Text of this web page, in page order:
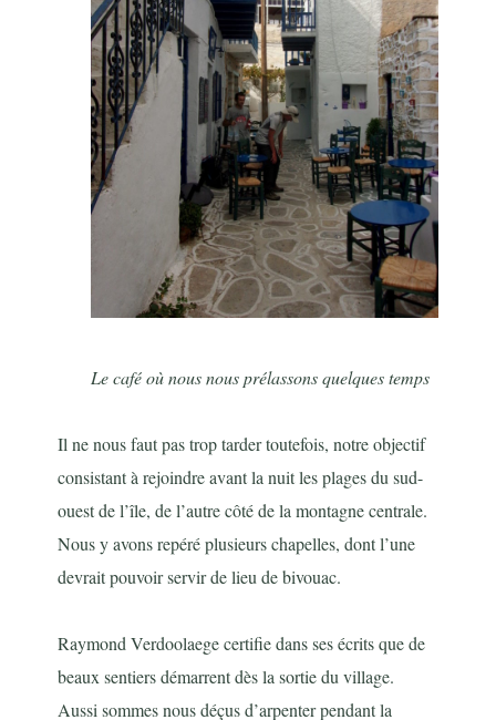
Le café où nous nous prélassons quelques temps
Il ne nous faut pas trop tarder toutefois, notre objectif
consistant à rejoindre avant la nuit les plages du sud-
ouest de l’île, de l’autre côté de la montagne centrale.
Nous y avons repéré plusieurs chapelles, dont l’une
devrait pouvoir servir de lieu de bivouac.
Raymond Verdoolaege certifie dans ses écrits que de
beaux sentiers démarrent dès la sortie du village.
Aussi sommes nous déçus d’arpenter pendant la